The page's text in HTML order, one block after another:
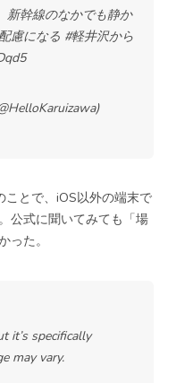
新幹線のなかでも静か
慮になる #軽井沢から
ことで、iOS以外の端末で
公式に聞いてみても「場
った。
it’s specifically
may vary.